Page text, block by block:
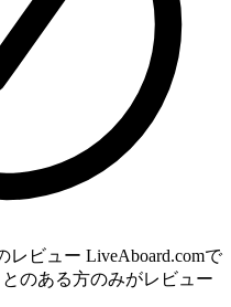
レビュー LiveAboard.comで
のある方のみがレビュー